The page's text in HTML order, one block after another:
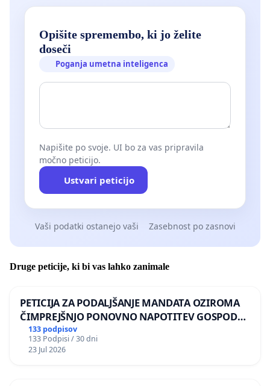
Opišite spremembo, ki jo želite
doseči
Poganja umetna inteligenca
Napišite po svoje. UI bo za vas pripravila
močno peticijo.
Ustvari peticijo
Vaši podatki ostanejo vaši Zasebnost po zasnovi
Druge peticije, ki bi vas lahko zanimale
PETICIJA ZA PODALJŠANJE MANDATA OZIROMA
ČIMPREJŠNJO PONOVNO NAPOTITEV GOSPODA
BERNARDA ŠRAJNERJA NA VELEPOSLANIŠTVO
REPUBLIKE SLOVENIJE V MOSKVI
133 podpisov
133 Podpisi / 30 dni
23 Jul 2026